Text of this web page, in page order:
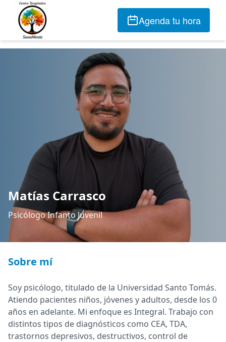
Agenda tu hora
Matías Carrasco
Psicólogo Infanto Juvenil
Sobre mí
Soy psicólogo, titulado de la Universidad Santo Tomás.
Atiendo pacientes niños, jóvenes y adultos, desde los 0
años en adelante. Mi enfoque es Integral. Trabajo con
distintos tipos de diagnósticos como CEA, TDA,
trastornos depresivos, destructivos, control de